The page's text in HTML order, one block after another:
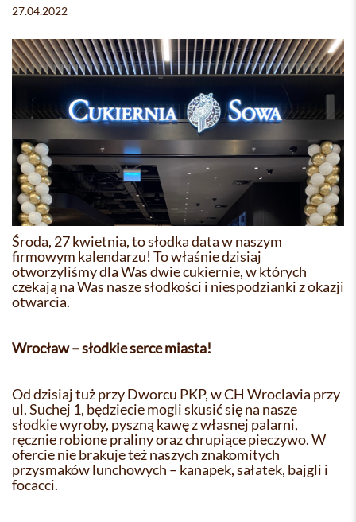
27.04.2022
Środa, 27 kwietnia, to słodka data w naszym
firmowym kalendarzu! To właśnie dzisiaj
otworzyliśmy dla Was dwie cukiernie, w których
czekają na Was nasze słodkości i niespodzianki z okazji
otwarcia.
Wrocław – słodkie serce miasta!
Od dzisiaj tuż przy Dworcu PKP, w CH Wroclavia przy
ul. Suchej 1, będziecie mogli skusić się na nasze
słodkie wyroby, pyszną kawę z własnej palarni,
ręcznie robione praliny oraz chrupiące pieczywo. W
ofercie nie brakuje też naszych znakomitych
przysmaków lunchowych – kanapek, sałatek, bajgli i
focacci.